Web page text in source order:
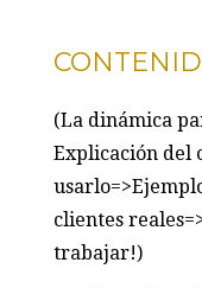
(La dinámica
Explicación del
clientes
trabajar!)